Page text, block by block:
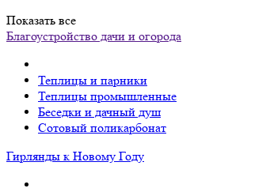
Показать все
Благоустройство дачи и огорода
Теплицы и парники
Теплицы промышленные
Беседки и дачный душ
Сотовый поликарбонат
Гирлянды к Новому Году